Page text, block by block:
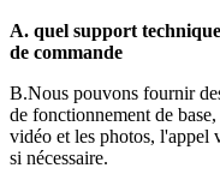
A. quel support
de commande
B.Nous pouvons fournir
de fonctionnement de
vidéo et les photos, l'appel
si nécessaire.